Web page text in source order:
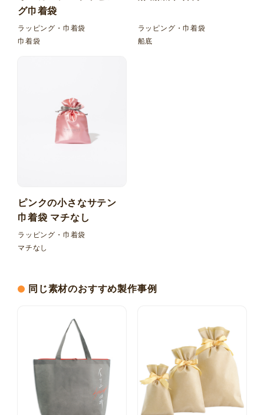
グ巾着袋
ラッピング・巾着袋
巾着袋
ラッピング・巾着袋
船底
ピンクの小さなサテン
巾着袋 マチなし
ラッピング・巾着袋
マチなし
同じ素材のおすすめ製作事例